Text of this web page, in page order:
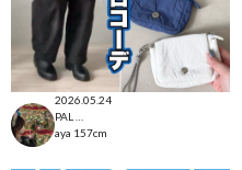
2026.05.24
aya 157cm